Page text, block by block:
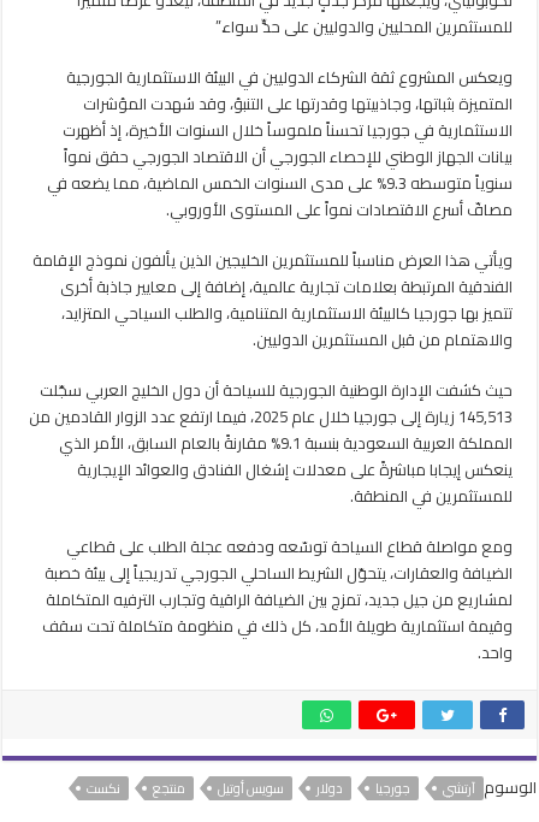
للمستثمرين المحليين والدوليين على حدٍّ سواء.”
ويعكس المشروع ثقة الشركاء الدوليين في البيئة الاستثمارية الجورجية
المتميزة بثباتها، وجاذبيتها وقدرتها على التنبؤ، وقد شهدت المؤشرات
الاستثمارية في جورجيا تحسناً ملموساً خلال السنوات الأخيرة، إذ أظهرت
بيانات الجهاز الوطني للإحصاء الجورجي أن الاقتصاد الجورجي حقق نمواً
سنوياً متوسطه 9.3% على مدى السنوات الخمس الماضية، مما يضعه في
مصافّ أسرع الاقتصادات نمواً على المستوى الأوروبي.
ويأتي هذا العرض مناسباً للمستثمرين الخليجين الذين يألفون نموذج الإقامة
الفندقية المرتبطة بعلامات تجارية عالمية، إضافة إلى معايير جاذبة أخرى
تتميز بها جورجيا كالبيئة الاستثمارية المتنامية، والطلب السياحي المتزايد،
والاهتمام من قبل المستثمرين الدوليين.
حيث كشفت الإدارة الوطنية الجورجية للسياحة أن دول الخليج العربي سجّلت
145,513 زيارة إلى جورجيا خلال عام 2025، فيما ارتفع عدد الزوار القادمين من
المملكة العربية السعودية بنسبة 9.1% مقارنةً بالعام السابق، الأمر الذي
ينعكس إيجابا مباشرةً على معدلات إشغال الفنادق والعوائد الإيجارية
للمستثمرين في المنطقة.
ومع مواصلة قطاع السياحة توسّعه ودفعه عجلة الطلب على قطاعي
الضيافة والعقارات، يتحوّل الشريط الساحلي الجورجي تدريجياً إلى بيئة خصبة
لمشاريع من جيل جديد، تمزج بين الضيافة الراقية وتجارب الترفيه المتكاملة
وقيمة استثمارية طويلة الأمد، كل ذلك في منظومة متكاملة تحت سقف
واحد.
الوسوم آرتشي جورجيا دولار سويس أوتيل منتجع نكست